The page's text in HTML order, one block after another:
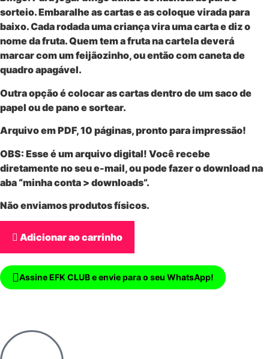
sorteio. Embaralhe as cartas e as coloque virada para
baixo. Cada rodada uma criança vira uma carta e diz o
nome da fruta. Quem tem a fruta na cartela deverá
marcar com um feijãozinho, ou então com caneta de
quadro apagável.
Outra opção é colocar as cartas dentro de um saco de
papel ou de pano e sortear.
Arquivo em PDF, 10 páginas, pronto para impressão!
OBS: Esse é umarquivo digital! Você recebe
diretamente no seu e-mail, ou pode fazer o download na
aba “minha conta > downloads”.
Não enviamos produtos físicos.
Adicionar ao carrinho
Assine EFK CLUB e envie para o seu WhatsApp!